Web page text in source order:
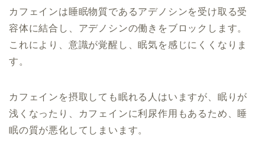
カフェインは睡眠物質であるアデノシンを受け取る受
容体に結合し、アデノシンの働きをブロックします。
これにより、意識が覚醒し、眠気を感じにくくなりま
す。
カフェインを摂取しても眠れる人はいますが、眠りが
浅くなったり、カフェインに利尿作用もあるため、睡
眠の質が悪化してしまいます。